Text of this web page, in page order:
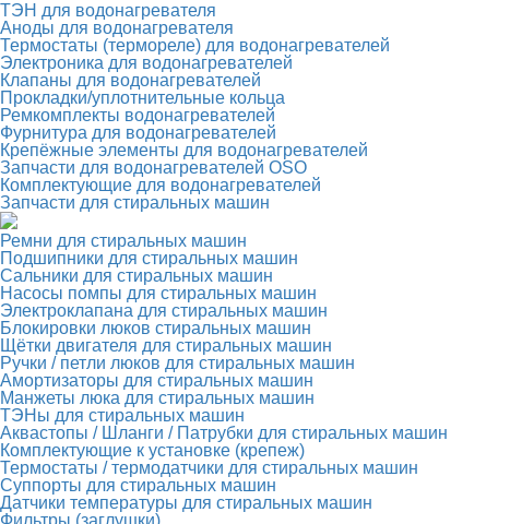
ТЭН для водонагревателя
Аноды для водонагревателя
Термостаты (термореле) для водонагревателей
Электроника для водонагревателей
Клапаны для водонагревателей
Прокладки/уплотнительные кольца
Ремкомплекты водонагревателей
Фурнитура для водонагревателей
Крепёжные элементы для водонагревателей
Запчасти для водонагревателей OSO
Комплектующие для водонагревателей
Запчасти для стиральных машин
Ремни для стиральных машин
Подшипники для стиральных машин
Сальники для стиральных машин
Насосы помпы для стиральных машин
Электроклапана для стиральных машин
Блокировки люков стиральных машин
Щётки двигателя для стиральных машин
Ручки / петли люков для стиральных машин
Амортизаторы для стиральных машин
Манжеты люка для стиральных машин
ТЭНы для стиральных машин
Аквастопы / Шланги / Патрубки для стиральных машин
Комплектующие к установке (крепеж)
Термостаты / термодатчики для стиральных машин
Суппорты для стиральных машин
Датчики температуры для стиральных машин
Фильтры (заглушки)